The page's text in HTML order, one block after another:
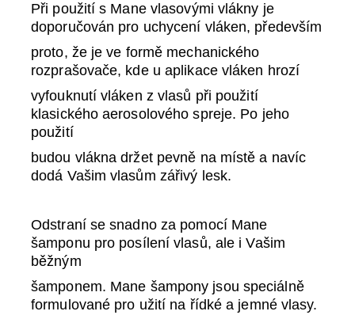
Při použití s Mane vlasovými vlákny je
doporučován pro uchycení vláken, především
proto, že je ve formě mechanického
rozprašovače, kde u aplikace vláken hrozí
vyfouknutí vláken z vlasů při použití
klasického aerosolového spreje. Po jeho
použití
budou vlákna držet pevně na místě a navíc
dodá Vašim vlasům zářivý lesk.
Odstraní se snadno za pomocí Mane
šamponu pro posílení vlasů, ale i Vašim
běžným
šamponem. Mane šampony jsou speciálně
formulované pro užití na řídké a jemné vlasy.